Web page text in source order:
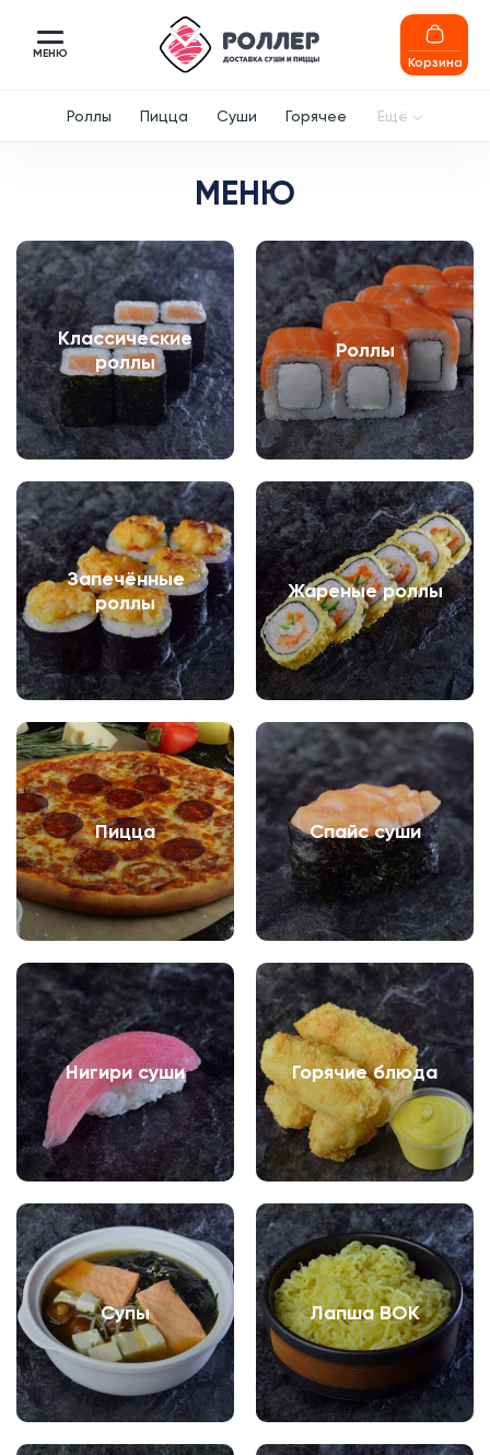
МЕНЮ
Корзина
Роллы Пицца Суши Горячее Ещё
МЕНЮ
Классические
роллы
Роллы
Запечённые
роллы
Жареные роллы
Пицца Спайс суши
Нигири суши Горячие блюда
Супы Лапша ВОК